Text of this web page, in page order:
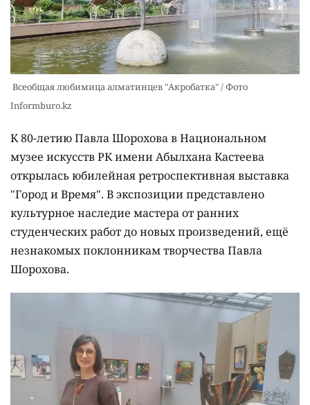
Всеобщая любимица алматинцев "Акробатка" / Фото
Informburo.kz
К 80-летию Павла Шорохова в Национальном
музее искусств РК имени Абылхана Кастеева
открылась юбилейная ретроспективная выставка
"Город и Время". В экспозиции представлено
культурное наследие мастера от ранних
студенческих работ до новых произведений, ещё
незнакомых поклонникам творчества Павла
Шорохова.